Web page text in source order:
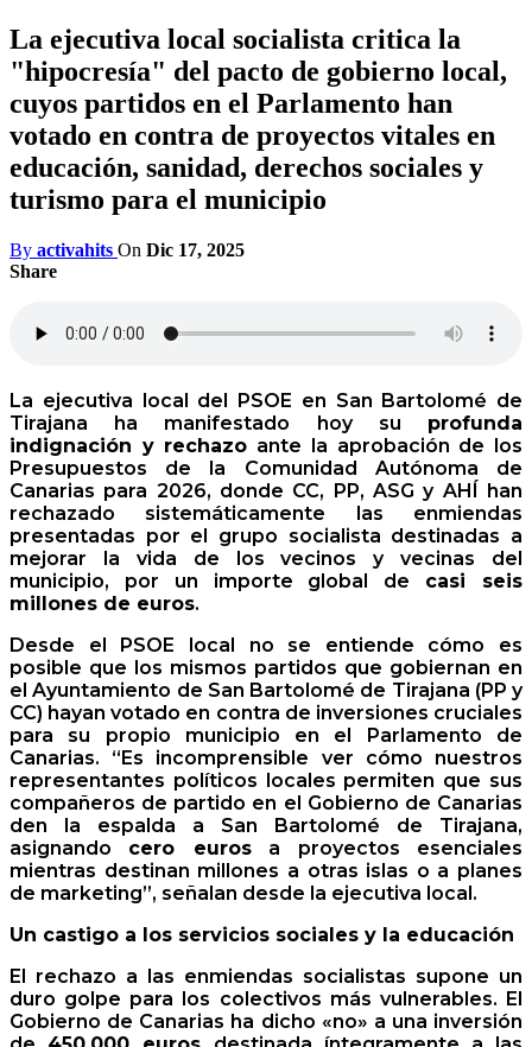
La ejecutiva local socialista critica la
"hipocresía" del pacto de gobierno local,
cuyos partidos en el Parlamento han
votado en contra de proyectos vitales en
educación, sanidad, derechos sociales y
turismo para el municipio
By activahits On Dic 17, 2025
Share
La ejecutiva local del PSOE en San Bartolomé de
Tirajana ha manifestado hoy su
profunda
indignación y rechazo ante la aprobación de los
Presupuestos de la Comunidad Autónoma de
Canarias para 2026, donde CC, PP, ASG y AHÍ han
rechazado sistemáticamente las enmiendas
presentadas por el grupo socialista destinadas a
mejorar la vida de los vecinos y vecinas del
municipio, por un importe global de
casi seis
millones de euros.
Desde el PSOE local no se entiende cómo es
posible que los mismos partidos que gobiernan en
el Ayuntamiento de San Bartolomé de Tirajana (PP y
CC) hayan votado en contra de inversiones cruciales
para su propio municipio en el Parlamento de
Canarias. “Es incomprensible ver cómo nuestros
representantes políticos locales permiten que sus
compañeros de partido en el Gobierno de Canarias
den la espalda a San Bartolomé de Tirajana,
asignando
cero euros
a proyectos esenciales
mientras destinan millones a otras islas o a planes
de marketing”, señalan desde la ejecutiva local.
Un castigo a los servicios sociales y la educación
El rechazo a las enmiendas socialistas supone un
duro golpe para los colectivos más vulnerables. El
Gobierno de Canarias ha dicho «no» a una inversión